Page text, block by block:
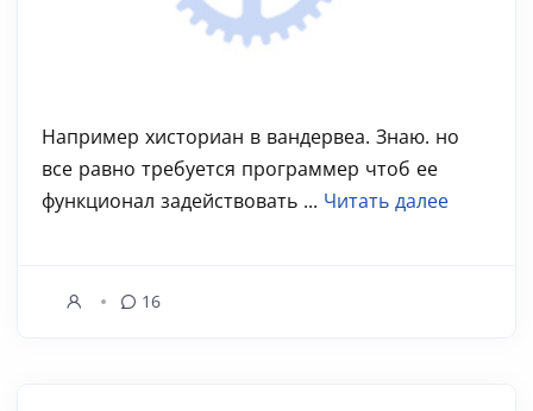
Например хисториан в вандервеа. Знаю. но
все равно требуется программер чтоб ее
функционал задействовать ... Читать далее
16